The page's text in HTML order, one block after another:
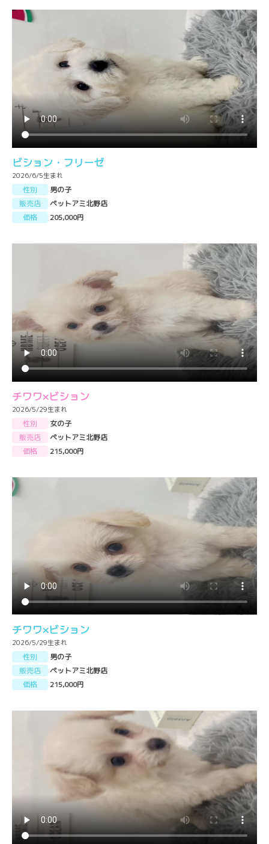
ビション・フリーゼ
2026/6/5生まれ
性別
男の子
販売店
ペットアミ北野店
価格
205,000円
チワワ×ビション
2026/5/29生まれ
性別
女の子
販売店
ペットアミ北野店
価格
215,000円
チワワ×ビション
2026/5/29生まれ
性別
男の子
販売店
ペットアミ北野店
価格
215,000円